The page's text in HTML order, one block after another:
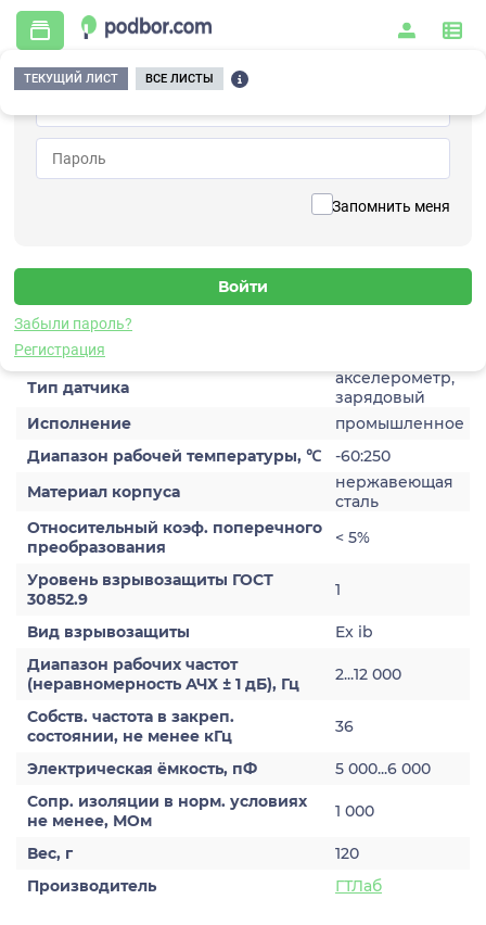
Запомнить меня
Забыли пароль?
Регистрация
ТЕКУЩИЙ ЛИСТ ВСЕ ЛИСТЫ
Главная / Контрольно-измерительные приборы и автоматика / Датчики /
Виброускорения / 1C204HM-20
Датчик виброускорения
Характеристики
Тип датчика
акселерометр,
зарядовый
Исполнение
промышленное
Диапазон рабочей температуры, ℃
-60:250
Материал корпуса
нержавеющая
сталь
Относительный коэф. поперечного
преобразования
< 5%
Уровень взрывозащиты ГОСТ
30852.9
1
Вид взрывозащиты
Ex ib
Диапазон рабочих частот
(неравномерность АЧХ ± 1 дБ), Гц
2...12 000
Собств. частота в закреп.
состоянии, не менее кГц
36
Электрическая ёмкость, пФ
5 000...6 000
Сопр. изоляции в норм. условиях
не менее, МОм
1 000
Вес, г
120
Производитель
ГТЛаб